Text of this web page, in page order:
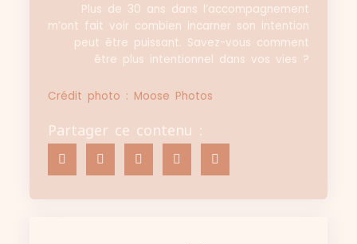
Plus de 30 ans dans l’accompagnement
m’ont fait voir combien incarner son intention
peut être puissant. Savez-vous comment
être plus intentionnel dans vos vies ?
Crédit photo : Moose Photos
Partager ce contenu :